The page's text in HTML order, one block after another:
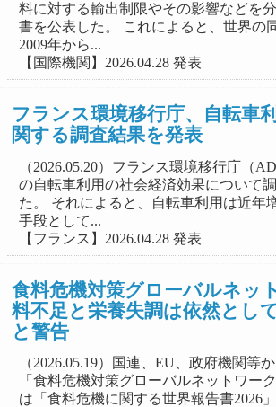
料に対する輸出制限やその影響などを
書を公表した。 これによると、世界の
2009年から...
【国際機関】2026.04.28 発表
フランス環境移行庁、自転車
関する調査結果を発表
（2026.05.20）フランス環境移行庁（
の自転車利用の社会経済効果について
た。 それによると、自転車利用は近年
手段として...
【フランス】2026.04.28 発表
食料危機対策グローバルネッ
料不足と栄養失調は依然とし
と警告
（2026.05.19）国連、EU、政府機関等
「食料危機対策グローバルネットワー
は「食料危機に関する世界報告書2026